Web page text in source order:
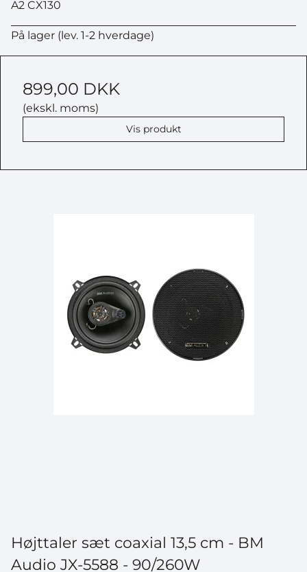
A2 CX130
På lager (lev. 1-2 hverdage)
899,00 DKK
(ekskl. moms)
Vis produkt
Højttaler sæt coaxial 13,5 cm - BM
Audio JX-5588 - 90/260W